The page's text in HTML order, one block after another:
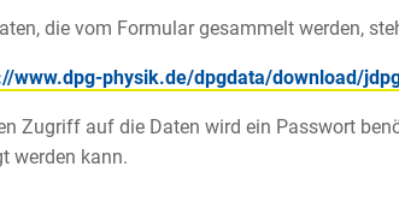
die vom Formular gesammelt werden,
www.dpg-physik.de/dpgdata/download/
Zugriff auf die Daten wird ein Passwort
werden kann.